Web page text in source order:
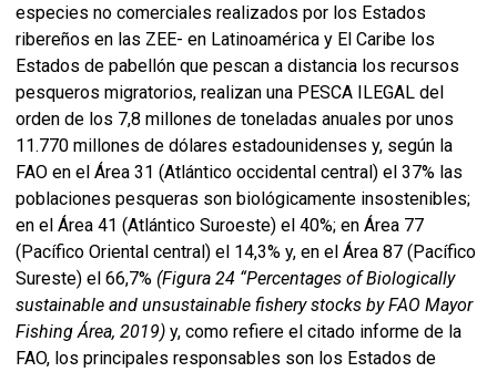
especies no comerciales realizados por los Estados
ribereños en las ZEE- en Latinoamérica y El Caribe los
Estados de pabellón que pescan a distancia los recursos
pesqueros migratorios, realizan una PESCA ILEGAL del
orden de los 7,8 millones de toneladas anuales por unos
11.770 millones de dólares estadounidenses y, según la
FAO en el Área 31 (Atlántico occidental central) el 37% las
poblaciones pesqueras son biológicamente insostenibles;
en el Área 41 (Atlántico Suroeste) el 40%; en Área 77
(Pacífico Oriental central) el 14,3% y, en el Área 87 (Pacífico
Sureste) el 66,7% (Figura 24 “Percentages of Biologically
sustainable and unsustainable fishery stocks by FAO Mayor
Fishing Área, 2019) y, como refiere el citado informe de la
FAO, los principales responsables son los Estados de